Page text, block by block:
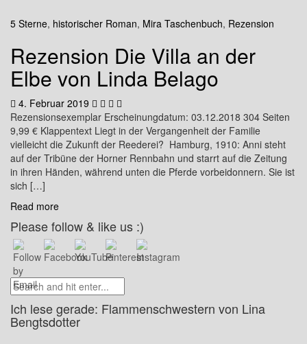
5 Sterne, historischer Roman, Mira Taschenbuch, Rezension
Rezension Die Villa an der
Elbe von Linda Belago
4. Februar 2019
Rezensionsexemplar Erscheinungdatum: 03.12.2018 304 Seiten
9,99 € Klappentext Liegt in der Vergangenheit der Familie
vielleicht die Zukunft der Reederei? Hamburg, 1910: Anni steht
auf der Tribüne der Horner Rennbahn und starrt auf die Zeitung
in ihren Händen, während unten die Pferde vorbeidonnern. Sie ist
sich […]
Read more
Please follow & like us :)
Ich lese gerade: Flammenschwestern von Lina
Bengtsdotter